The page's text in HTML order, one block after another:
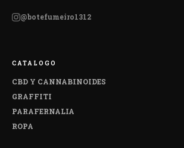
@botefumeiro1312
CATALOGO
CBD Y CANNABINOIDES
GRAFFITI
PARAFERNALIA
ROPA